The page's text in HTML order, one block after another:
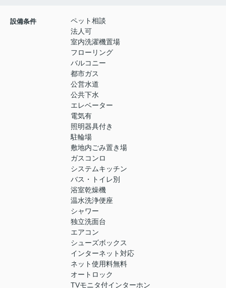
設備条件
ペット相談
法人可
室内洗濯機置場
フローリング
バルコニー
都市ガス
公営水道
公共下水
エレベーター
電気有
照明器具付き
駐輪場
敷地内ごみ置き場
ガスコンロ
システムキッチン
バス・トイレ別
浴室乾燥機
温水洗浄便座
シャワー
独立洗面台
エアコン
シューズボックス
インターネット対応
ネット使用料無料
オートロック
TVモニタ付インターホン